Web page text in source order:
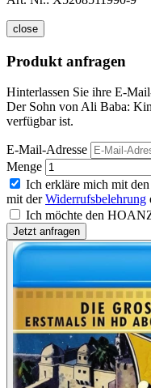
close
Produkt anfragen
Hinterlassen Sie ihre E-
Der Sohn von Ali Baba:
verfügbar ist.
E-Mail-Adresse
Menge
Ich erkläre mich mit den
mit derWiderrufsbelehrung
Ich möchte den